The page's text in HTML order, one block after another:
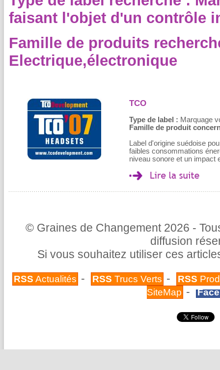
faisant l'objet d'un contrôle
Famille de produits
Electrique,électronique
TCO
Type de label : Marquage
Famille de produit
Label d'origine suédoise
faibles consommations
niveau sonore et un impact
© Graines de Changement 2026 -
diffusion
Si vous souhaitez utiliser ces
RSS Actualités - RSS Trucs Verts - RSS
SiteMap -